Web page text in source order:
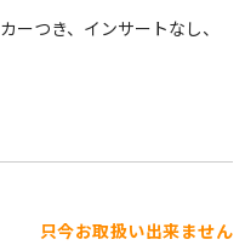
ーつき、インサートなし、
只今お取扱い出来ません